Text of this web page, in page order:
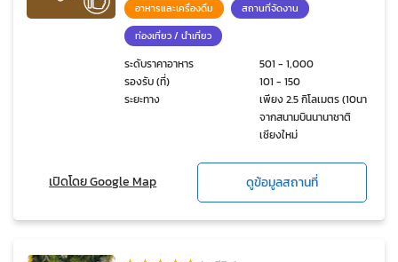
อาหารและเครื่องดื่ม
สถานที่จัดงาน
ท่องเที่ยว / นำเที่ยว
ระดับราคาอาหาร
501 - 1,000
รองรับ (ที่)
101 - 150
ระยะทาง
เพียง 2.5 กิโลเมตร (10นาที)
จากสนามบินนานาชาติ
เชียงใหม่
เปิดโดย Google Map ดูข้อมูลสถานที่